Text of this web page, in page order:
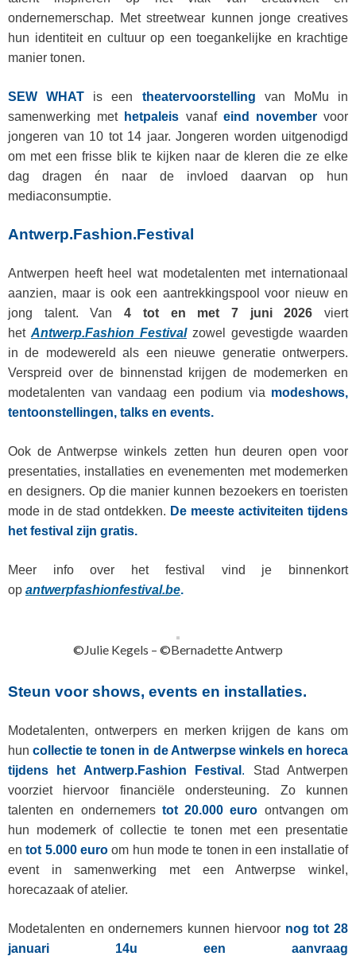
ondernemerschap. Met streetwear kunnen jonge creatives
hun identiteit en cultuur op een toegankelijke en krachtige
manier tonen.
SEW WHAT is een theatervoorstelling
van MoMu in
samenwerking met hetpaleis vanaf eind novembervoor
jongeren van 10 tot 14 jaar. Jongeren worden uitgenodigd
om met een frisse blik te kijken naar de kleren die ze elke
dag dragen én naar de invloed daarvan op hun
mediaconsumptie.
Antwerp.Fashion.Festival
Antwerpen heeft heel wat modetalenten met internationaal
aanzien, maar is ook een aantrekkingspool voor nieuw en
jong talent. Van4 tot en met 7 juni 2026 viert
het Antwerp.Fashion Festivalzowel gevestigde waarden
in de modewereld als een nieuwe generatie ontwerpers.
Verspreid over de binnenstad krijgen de modemerken en
modetalenten van vandaag een podium via modeshows,
tentoonstellingen, talks en events.
Ook de Antwerpse winkels zetten hun deuren open voor
presentaties, installaties en evenementen met modemerken
en designers. Op die manier kunnen bezoekers en toeristen
mode in de stad ontdekken. De meeste activiteiten tijdens
het festival zijn gratis.
Meer info over het festival vind je binnenkort
op antwerpfashionfestival.be.
©Julie Kegels – ©Bernadette Antwerp
Steun voor shows, events en installaties.
Modetalenten, ontwerpers en merken krijgen de kans om
huncollectie te tonen in de Antwerpse winkels en horeca
tijdens het Antwerp.Fashion Festival . Stad Antwerpen
voorziet hiervoor financiële ondersteuning. Zo kunnen
talenten en ondernemers tot 20.000 euro ontvangen om
hun modemerk of collectie te tonen met een presentatie
entot 5.000 euro om hun mode te tonen in een installatie of
event in samenwerking met een Antwerpse winkel,
horecazaak of atelier.
Modetalenten en ondernemers kunnen hiervoor nog tot 28
januari 14u een aanvraag